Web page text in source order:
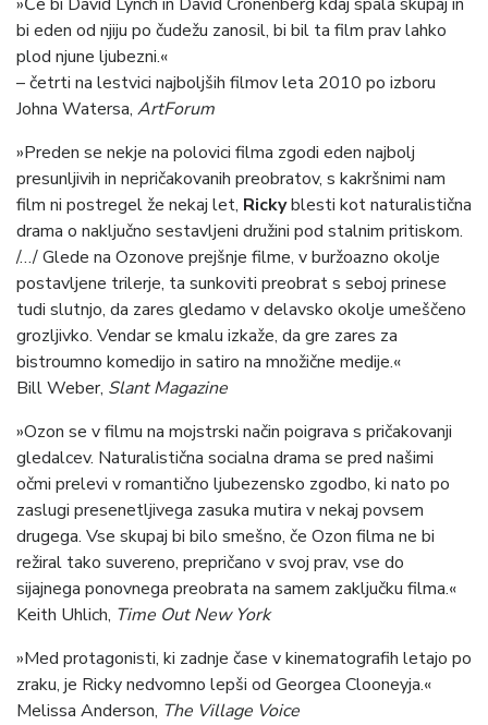
bi eden od njiju po čudežu zanosil, bi bil ta film prav lahko
plod njune ljubezni.«
– četrti na lestvici najboljših filmov leta 2010 po izboru
Johna Watersa, ArtForum
»Preden se nekje na polovici filma zgodi eden najbolj
presunljivih in nepričakovanih preobratov, s kakršnimi nam
film ni postregel že nekaj let, Rickyblesti kot naturalistična
drama o naključno sestavljeni družini pod stalnim pritiskom.
/…/ Glede na Ozonove prejšnje filme, v buržoazno okolje
postavljene trilerje, ta sunkoviti preobrat s seboj prinese
tudi slutnjo, da zares gledamo v delavsko okolje umeščeno
grozljivko. Vendar se kmalu izkaže, da gre zares za
bistroumno komedijo in satiro na množične medije.«
Bill Weber, Slant Magazine
»Ozon se v filmu na mojstrski način poigrava s pričakovanji
gledalcev. Naturalistična socialna drama se pred našimi
očmi prelevi v romantično ljubezensko zgodbo, ki nato po
zaslugi presenetljivega zasuka mutira v nekaj povsem
drugega. Vse skupaj bi bilo smešno, če Ozon filma ne bi
režiral tako suvereno, prepričano v svoj prav, vse do
sijajnega ponovnega preobrata na samem zaključku filma.«
Keith Uhlich, Time Out New York
»Med protagonisti, ki zadnje čase v kinematografih letajo po
zraku, je Ricky nedvomno lepši od Georgea Clooneyja.«
Melissa Anderson, The Village Voice